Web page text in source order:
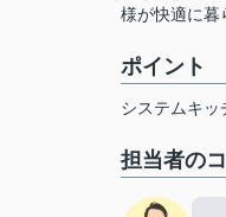
様が快適に暮
ポイント
システムキッ
担当者の